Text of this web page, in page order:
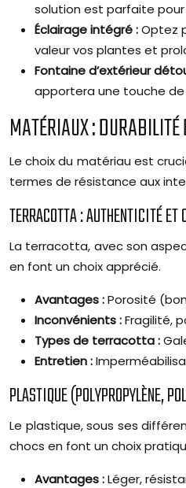
solution est parfaite
Éclairage intégré :Optez
valeur vos plantes et
Fontaine d’extérieur
apportera une touche
MATÉRIAUX :
Le choix du matériau est
termes de résistance aux
TERRACOTTA : AUTHENTICITÉ ET
La terracotta, avec son
en font un choix apprécié.
Avantages :Porosité
Inconvénients :Fragilité,
Types de terracotta :
Entretien :
PLASTIQUE (POLYPROPYLÈNE,
Le plastique, sous ses
chocs en font un choix
Avantages :Léger,